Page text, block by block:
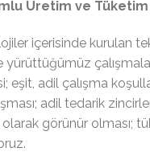
Üretim ve Tüketim
içerisinde kurulan
yürüttüğümüz
eşit, adil çalışma
adil tedarik
görünür olması;